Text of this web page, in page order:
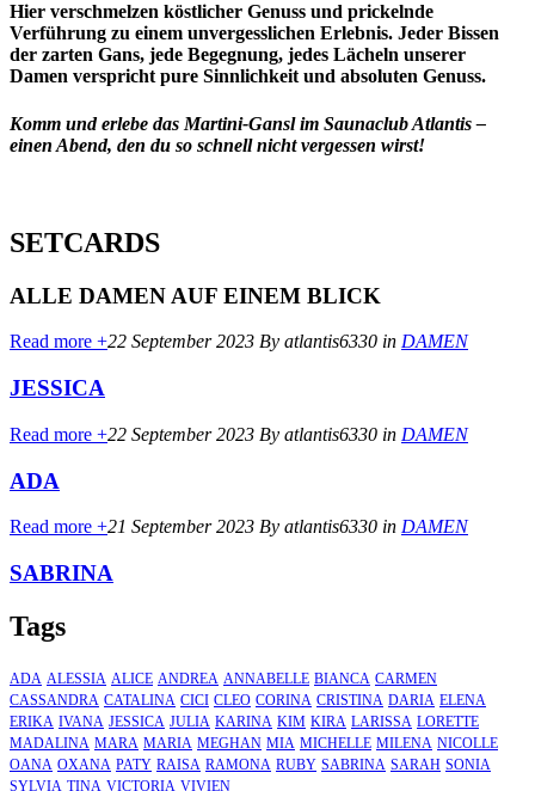
Hier verschmelzen köstlicher Genuss und prickelnde
Verführung zu einem unvergesslichen Erlebnis. Jeder Bissen
der zarten Gans, jede Begegnung, jedes Lächeln unserer
Damen verspricht pure Sinnlichkeit und absoluten Genuss.
Komm und erlebe das Martini-Gansl im Saunaclub Atlantis –
einen Abend, den du so schnell nicht vergessen wirst!
SETCARDS
ALLE DAMEN AUF EINEM BLICK
Read more +22 September 2023 By atlantis6330 in DAMEN
JESSICA
Read more +22 September 2023 By atlantis6330 in DAMEN
ADA
Read more +21 September 2023 By atlantis6330 in DAMEN
SABRINA
Tags
ADA ALESSIA ALICE ANDREA ANNABELLE BIANCA CARMEN
CASSANDRA CATALINA CICI CLEO CORINA CRISTINA DARIA ELENA
ERIKA IVANA JESSICA JULIA KARINA KIM KIRA LARISSA LORETTE
MADALINA MARA MARIA MEGHAN MIA MICHELLE MILENA NICOLLE
OANA OXANA PATY RAISA RAMONA RUBY SABRINA SARAH SONIA
SYLVIA TINA VICTORIA VIVIEN